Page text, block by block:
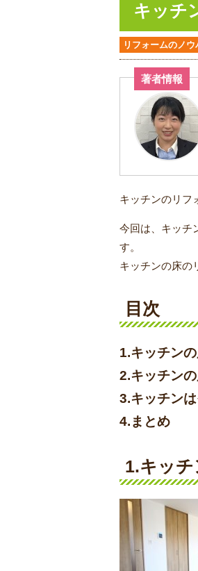
キッチ
リフォームのノウ
著者情報
キッチンのリフ
今回は、キッチ
す。
キッチンの床の
目次
1.キッチン
2.キッチン
3.キッチン
4.まとめ
1.キッ